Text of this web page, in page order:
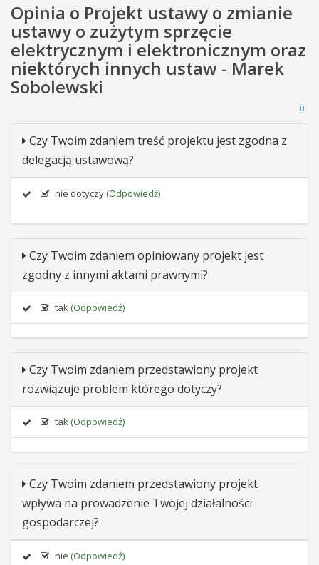
Opinia o Projekt ustawy o zmianie
ustawy o zużytym sprzęcie
elektrycznym i elektronicznym oraz
niektórych innych ustaw - Marek
Sobolewski
Czy Twoim zdaniem treść projektu jest zgodna z
delegacją ustawową?
nie dotyczy (Odpowiedź)
Czy Twoim zdaniem opiniowany projekt jest
zgodny z innymi aktami prawnymi?
tak (Odpowiedź)
Czy Twoim zdaniem przedstawiony projekt
rozwiązuje problem którego dotyczy?
tak (Odpowiedź)
Czy Twoim zdaniem przedstawiony projekt
wpływa na prowadzenie Twojej działalności
gospodarczej?
nie (Odpowiedź)